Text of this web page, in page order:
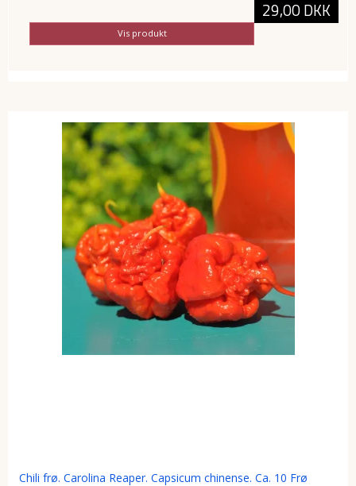
29,00 DKK
Vis produkt
Chili frø. Carolina Reaper. Capsicum chinense. Ca. 10 Frø